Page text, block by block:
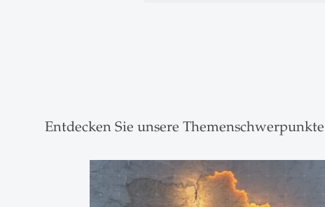
Entdecken Sie unsere Themenschwerpunkte